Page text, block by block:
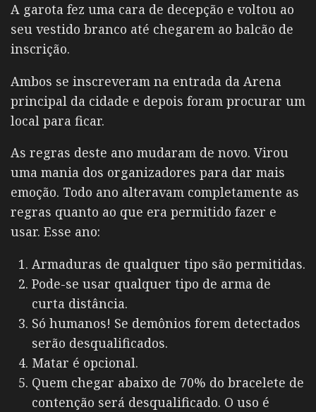
A garota fez uma cara de decepção e voltou ao
seu vestido branco até chegarem ao balcão de
inscrição.
Ambos se inscreveram na entrada da Arena
principal da cidade e depois foram procurar um
local para ficar.
As regras deste ano mudaram de novo. Virou
uma mania dos organizadores para dar mais
emoção. Todo ano alteravam completamente as
regras quanto ao que era permitido fazer e
usar. Esse ano:
Armaduras de qualquer tipo são permitidas.
Pode-se usar qualquer tipo de arma de
curta distância.
Só humanos! Se demônios forem detectados
serão desqualificados.
Matar é opcional.
Quem chegar abaixo de 70% do bracelete de
contenção será desqualificado. O uso é